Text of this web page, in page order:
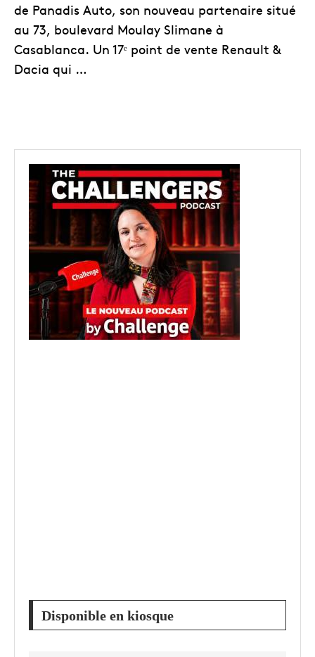
de Panadis Auto, son nouveau partenaire situé
au 73, boulevard Moulay Slimane à
Casablanca. Un 17ᵉ point de vente Renault &
Dacia qui …
Disponible en kiosque